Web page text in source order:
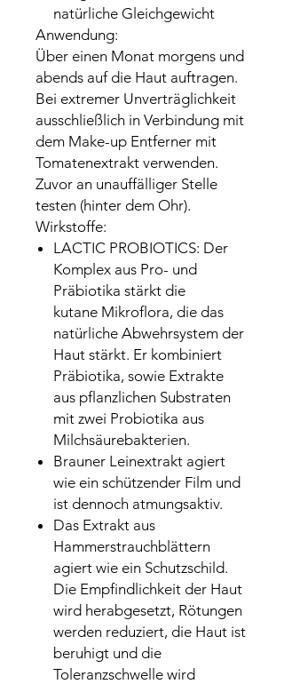
natürliche Gleichgewicht
Anwendung:
Über einen Monat morgens und
abends auf die Haut auftragen.
Bei extremer Unverträglichkeit
ausschließlich in Verbindung mit
dem Make-up Entferner mit
Tomatenextrakt verwenden.
Zuvor an unauffälliger Stelle
testen (hinter dem Ohr).
Wirkstoffe:
LACTIC PROBIOTICS: Der
Komplex aus Pro- und
Präbiotika stärkt die
kutane Mikroflora, die das
natürliche Abwehrsystem der
Haut stärkt. Er kombiniert
Präbiotika, sowie Extrakte
aus pflanzlichen Substraten
mit zwei Probiotika aus
Milchsäurebakterien.
Brauner Leinextrakt agiert
wie ein schützender Film und
ist dennoch atmungsaktiv.
Das Extrakt aus
Hammerstrauchblättern
agiert wie ein Schutzschild.
Die Empfindlichkeit der Haut
wird herabgesetzt, Rötungen
werden reduziert, die Haut ist
beruhigt und die
Toleranzschwelle wird